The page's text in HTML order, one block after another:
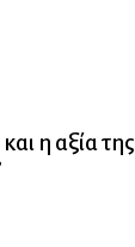
η αξία της